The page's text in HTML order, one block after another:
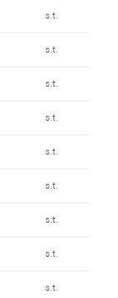
s.t.
s.t.
s.t.
s.t.
s.t.
s.t.
s.t.
s.t.
s.t.